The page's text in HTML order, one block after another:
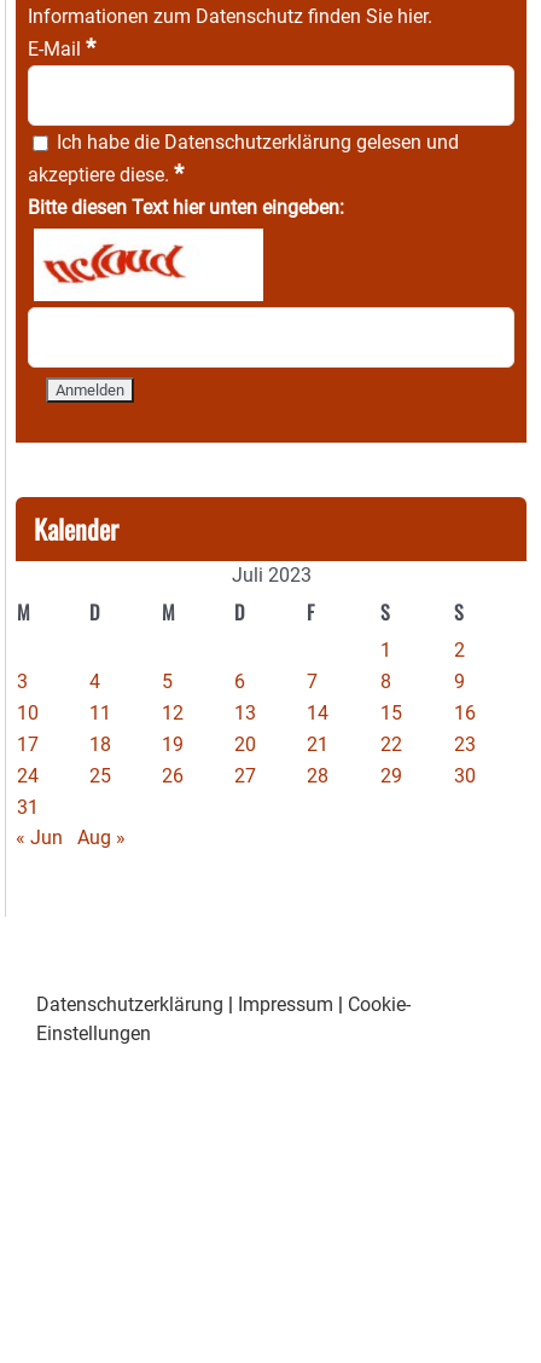
Informationen zum Datenschutz finden Sie hier.
E-Mail *
Ich habe die Datenschutzerklärung gelesen und
akzeptiere diese. *
Bitte diesen Text hier unten eingeben:
Kalender
Juli 2023
M D M D F S S
1
2
3
4 5 6 7 8
9
10
11 12 13 14 15
16
17
18 19 20 21 22
23
24
25 26 27 28 29
30
31
« Jun
Aug »
Datenschutzerklärung | Impressum | Cookie-
Einstellungen